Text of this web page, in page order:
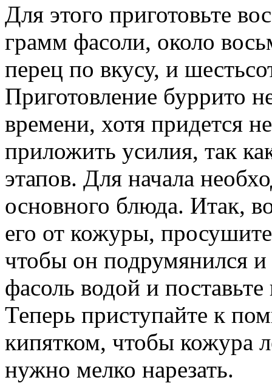
Для этого приготовьте
грамм фасоли, около
перец по вкусу, и
Приготовление буррито
времени, хотя придется
приложить усилия, так
этапов. Для начала
основного блюда. Итак,
его от кожуры,
чтобы он подрумянился и
фасоль водой и
Теперь приступайте к
кипятком, чтобы кожура
нужно мелко нарезать.